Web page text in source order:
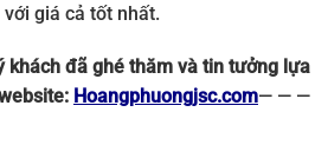
giá cả tốt nhất.
khách đã ghé thăm và tin tưởng lựa
Hoangphuongjsc.com— — —